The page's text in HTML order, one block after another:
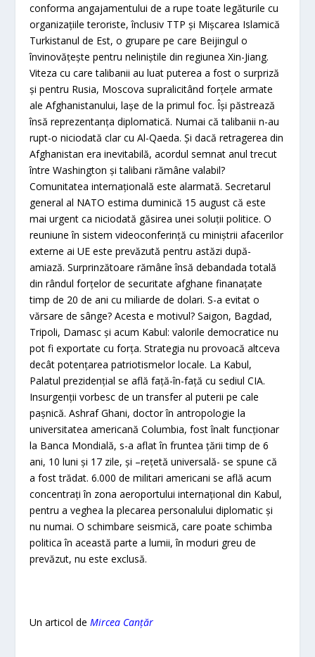
conforma angajamentului de a rupe toate legăturile cu
organizaţiile teroriste, înclusiv TTP şi Mişcarea Islamică
Turkistanul de Est, o grupare pe care Beijingul o
învinovăţeşte pentru neliniştile din regiunea Xin-Jiang.
Viteza cu care talibanii au luat puterea a fost o surpriză
şi pentru Rusia, Moscova supralicitând forţele armate
ale Afghanistanului, laşe de la primul foc. Îşi păstrează
însă reprezentanţa diplomatică. Numai că talibanii n-au
rupt-o niciodată clar cu Al-Qaeda. Şi dacă retragerea din
Afghanistan era inevitabilă, acordul semnat anul trecut
între Washington şi talibani rămâne valabil?
Comunitatea internaţională este alarmată. Secretarul
general al NATO estima duminică 15 august că este
mai urgent ca niciodată găsirea unei soluţii politice. O
reuniune în sistem videoconferinţă cu miniştrii afacerilor
externe ai UE este prevăzută pentru astăzi după-
amiază. Surprinzătoare rămâne însă debandada totală
din rândul forţelor de securitate afghane finanaţate
timp de 20 de ani cu miliarde de dolari. S-a evitat o
vărsare de sânge? Acesta e motivul? Saigon, Bagdad,
Tripoli, Damasc şi acum Kabul: valorile democratice nu
pot fi exportate cu forţa. Strategia nu provoacă altceva
decât potenţarea patriotismelor locale. La Kabul,
Palatul prezidenţial se află faţă-în-faţă cu sediul CIA.
Insurgenţii vorbesc de un transfer al puterii pe cale
paşnică. Ashraf Ghani, doctor în antropologie la
universitatea americană Columbia, fost înalt funcţionar
la Banca Mondială, s-a aflat în fruntea ţării timp de 6
ani, 10 luni şi 17 zile, şi –reţetă universală- se spune că
a fost trădat. 6.000 de militari americani se află acum
concentraţi în zona aeroportului internaţional din Kabul,
pentru a veghea la plecarea personalului diplomatic şi
nu numai. O schimbare seismică, care poate schimba
politica în această parte a lumii, în moduri greu de
prevăzut, nu este exclusă.
Un articol deMircea Canțăr